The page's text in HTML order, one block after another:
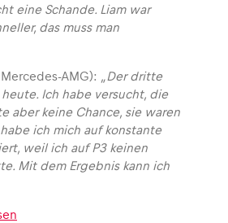
eine Schande. Liam war
das muss man
AMG): „Der dritte
Ich habe versucht, die
aber keine Chance, sie waren
ich mich auf konstante
weil ich auf P3 keinen
Mit dem Ergebnis kann ich